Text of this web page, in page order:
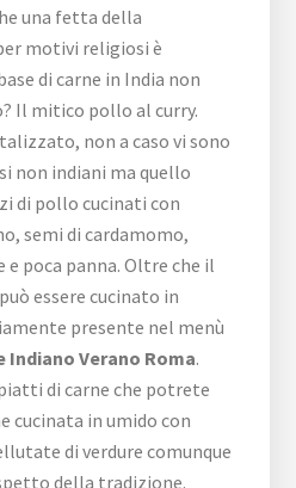
una fetta della
motivi religiosi è
di carne in India non
Il mitico pollo al curry.
non a caso vi sono
non indiani ma quello
di pollo cucinati con
semi di cardamomo,
poca panna. Oltre che il
essere cucinato in
presente nel menù
Indiano Verano Roma.
di carne che potrete
cucinata in umido con
di verdure comunque
della tradizione.